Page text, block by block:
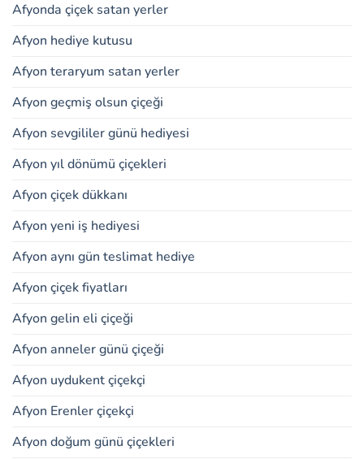
Afyonda çiçek satan yerler
Afyon hediye kutusu
Afyon teraryum satan yerler
Afyon geçmiş olsun çiçeği
Afyon sevgililer günü hediyesi
Afyon yıl dönümü çiçekleri
Afyon çiçek dükkanı
Afyon yeni iş hediyesi
Afyon aynı gün teslimat hediye
Afyon çiçek fiyatları
Afyon gelin eli çiçeği
Afyon anneler günü çiçeği
Afyon uydukent çiçekçi
Afyon Erenler çiçekçi
Afyon doğum günü çiçekleri